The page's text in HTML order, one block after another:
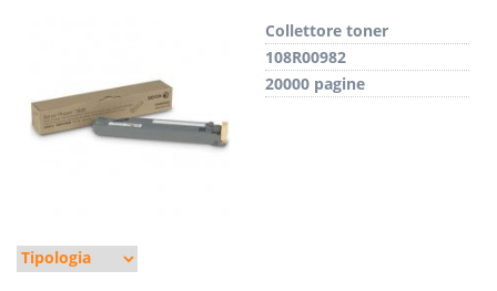
Collettore toner
108R00982
20000 pagine